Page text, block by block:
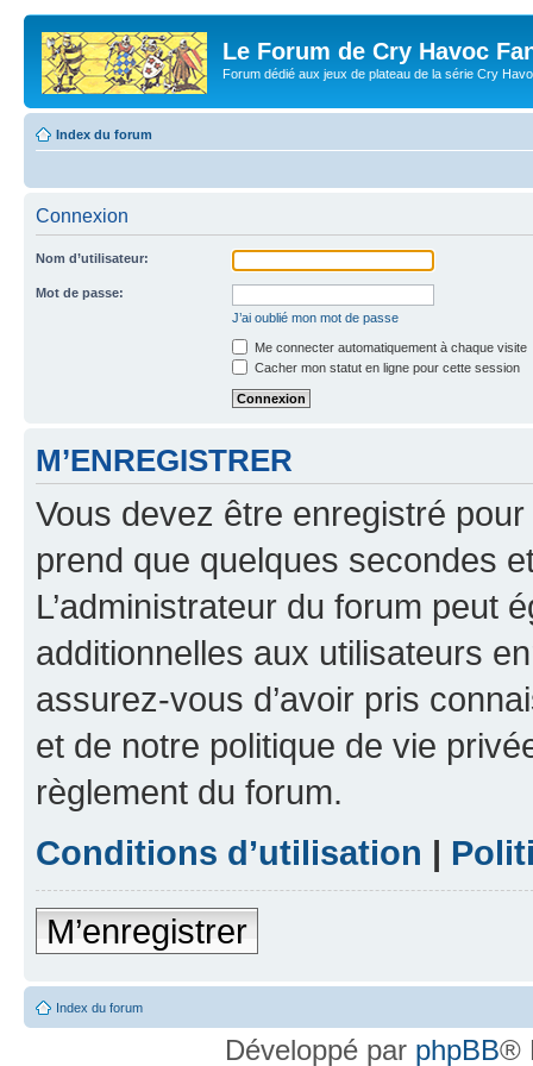
Le Forum de Cry Havoc
Forum dédié aux jeux de plateau de la série Cry
Index du forum
Connexion
Nom d’utilisateur:
Mot de passe:
J’ai oublié mon mot de passe
Me connecter automatiquement à chaque visite
Cacher mon statut en ligne pour cette session
M’ENREGISTRER
Vous devez être enregistré
prend que quelques secondes
L’administrateur du forum peut
additionnelles aux utilisateurs
assurez-vous d’avoir pris
et de notre politique de vie
règlement du forum.
Conditions d’utilisation |
M’enregistrer
Index du forum
Développé par phpBB®